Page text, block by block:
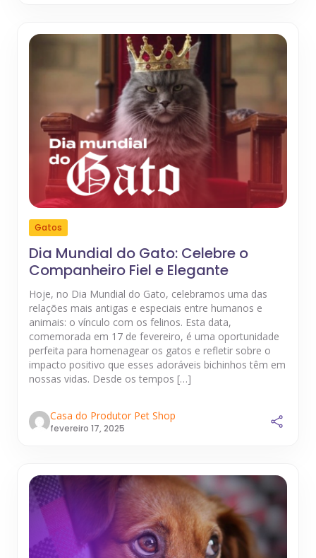
Gatos
Dia Mundial do Gato: Celebre o
Companheiro Fiel e Elegante
Hoje, no Dia Mundial do Gato, celebramos uma das
relações mais antigas e especiais entre humanos e
animais: o vínculo com os felinos. Esta data,
comemorada em 17 de fevereiro, é uma oportunidade
perfeita para homenagear os gatos e refletir sobre o
impacto positivo que esses adoráveis bichinhos têm em
nossas vidas. Desde os tempos […]
Casa do Produtor Pet Shop
fevereiro 17, 2025